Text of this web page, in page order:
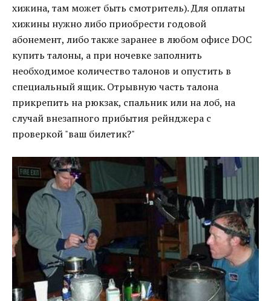
хижина, там может быть смотритель). Для оплаты
хижины нужно либо приобрести годовой
абонемент, либо также заранее в любом офисе DOC
купить талоны, а при ночевке заполнить
необходимое количество талонов и опустить в
специальный ящик. Отрывную часть талона
прикрепить на рюкзак, спальник или на лоб, на
случай внезапного прибытия рейнджера с
проверкой "ваш билетик?"